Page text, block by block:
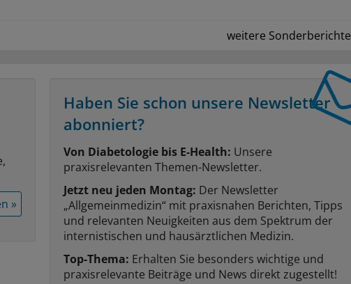
weitere Sonderberichte
»
Haben Sie schon unsere Newsletter
abonniert?
Von Diabetologie bis E-Health: Unsere
praxisrelevanten Themen-Newsletter.
Jetzt neu jeden Montag: Der Newsletter
„Allgemeinmedizin“ mit praxisnahen Berichten, Tipps
und relevanten Neuigkeiten aus dem Spektrum der
internistischen und hausärztlichen Medizin.
Top-Thema: Erhalten Sie besonders wichtige und
praxisrelevante Beiträge und News direkt zugestellt!